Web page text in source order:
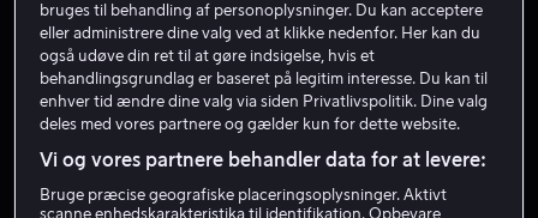
Playing It Cool
5.9 Komedie Romantik 2014
1 t. 30 min
15 år
HD
bruges til behandling af personoplysninger. Du kan acceptere
eller administrere dine valg ved at klikke nedenfor. Her kan du
også udøve din ret til at gøre indsigelse, hvis et
behandlingsgrundlag er baseret på legitim interesse. Du kan til
enhver tid ændre dine valg via siden Privatlivspolitik. Dine valg
deles med vores partnere og gælder kun for dette website.
Vi og vores partnere behandler data for at levere:
Bruge præcise geografiske placeringsoplysninger. Aktivt
scanne enhedskarakteristika til identifikation. Opbevare